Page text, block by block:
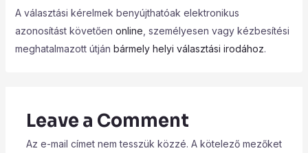
A választási kérelmek benyújthatóak elektronikus
azonosítást követően online , személyesen vagy kézbesítési
meghatalmazott útján bármely helyi választási irodához.
Leave a Comment
Az e-mail címet nem tesszük közzé. A kötelező mezőket